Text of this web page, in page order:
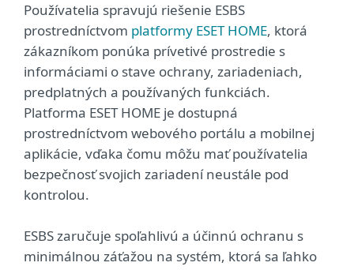
Používatelia spravujú riešenie ESBS
prostredníctvom platformy ESET HOME, ktorá
zákazníkom ponúka prívetivé prostredie s
informáciami o stave ochrany, zariadeniach,
predplatných a používaných funkciách.
Platforma ESET HOME je dostupná
prostredníctvom webového portálu a mobilnej
aplikácie, vďaka čomu môžu mať používatelia
bezpečnosť svojich zariadení neustále pod
kontrolou.
ESBS zaručuje spoľahlivú a účinnú ochranu s
minimálnou záťažou na systém, ktorá sa ľahko